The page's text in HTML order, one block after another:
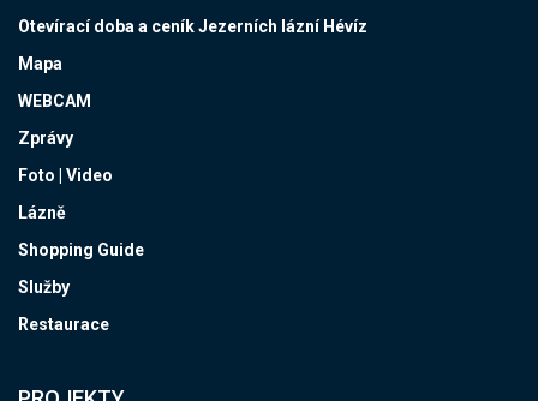
Otevírací doba a ceník Jezerních lázní Hévíz
Mapa
WEBCAM
Zprávy
Foto | Video
Lázně
Shopping Guide
Služby
Restaurace